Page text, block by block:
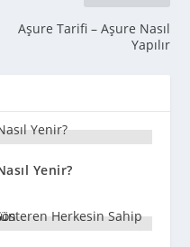
Aşure Tarifi – Aşure Nasıl
Yapılır
Yenir?